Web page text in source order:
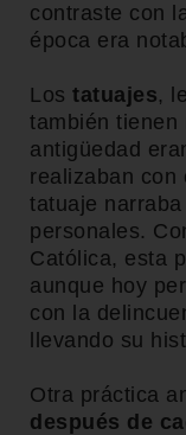
contraste con
época era
Los tatuajes,
también tienen
antigüedad
realizaban con
tatuaje
personales.
Católica, esta
aunque hoy
con la
llevando su
Otra práctica
después de